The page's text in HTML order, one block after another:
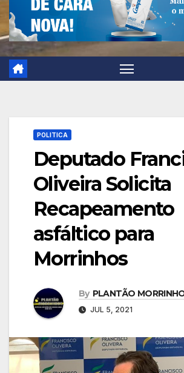
POLITICA
Deputado
Oliveira Solicita
Recapeamento
asfáltico para
Morrinhos
By PLANTÃO
JUL 5, 2021